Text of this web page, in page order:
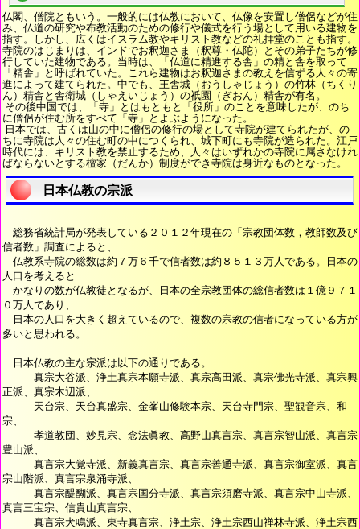
仏閣、僧院ともいう。一般的には仏教において、仏像を安置し僧侶などが住
み、仏道の研究や布教活動のための修行や儀式を行う場として用いる建物を
指す。しかし、広くはイスラム教やキリスト教などの礼拝堂のことも指す。
寺院のはじまりは、インドでお釈迦さま（釈尊・仏陀）とその弟子たちが修
行していた建物である。当時は、「仏道に精進する舎」の精と舎を取って
「精舎」と呼ばれていた。これら建物はお釈迦さまの教えを信ずる人々の寄
進によって建てられた。中でも、王舎城（おうしゃじょう）の竹林（ちくり
ん）精舎と舎衛城（しゃえいじょう）の祇園（ぎおん）精舎が有名。
その後中国では、「寺」とはもともと「役所」のことを意味したが、のち
に僧侶が住む所をすべて「寺」とよぶようになった。
日本では、古くは山の中に僧侶の修行の場として寺院が建てられたが、の
ちに寺院は人々の住む町の中につくられ、城下町にも寺院が造られた。江戸
時代には、キリスト教を禁止するため、人々はいずれかの寺院に属さなけれ
ばならないとする檀家（だんか）制度ができ寺院は身近なものとなった。
日本仏教の宗派
総務省統計局が発表している２０１２年現在の「宗教団体数，教師数及び
信者数」調査によると、
仏教系寺院の総数は約７万６千で信者数は約８５１３万人である。日本の
人口を考えると
かなりの数が仏教徒となるが、日本の全宗教団体の総信者数は１億９７１
０万人であり、
日本の人口を大きく超えているので、複数の宗教の信者になっている方が
多いと思われる。
日本仏教の主な宗派は以下の通りである。
真宗大谷派、浄土真宗本願寺派、真宗高田派、真宗佛光寺派、真宗興
正派、真宗木辺派、
天台宗、天台真盛宗、金峯山修験本宗、天台寺門宗、聖観音宗、和
宗、
孝道教団、妙見宗、念法眞教、高野山真言宗、真言宗智山派、真言宗
豊山派、
真言宗大覚寺派、新義真言宗、真言宗善通寺派、真言宗御室派、真言
宗山階派、真言宗泉涌寺派、
真言宗醍醐派、真言宗国分寺派、真言宗須磨寺派、真言宗中山寺派、
真言三宝宗、信貴山真言宗、
真言宗犬鳴派、東寺真言宗、浄土宗、浄土宗西山禅林寺派、浄土宗西